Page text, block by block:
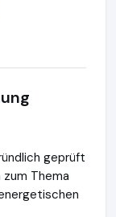
geprüft
Thema